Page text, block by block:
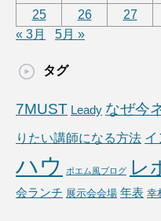
25
26 27
« 3月
5月 »
タグ
7MUST Leady なぜ今
りたい講師になる方法 イ
ハウ
ポエム風ブログ レ
会ランチ 展示会会場 年表 幸